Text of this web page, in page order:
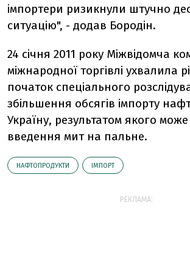
імпортери ризикнули штучно
ситуацію", - додав Бородін.
24 січня 2011 року Міжвідомча
міжнародної торгівлі ухвалила
початок спеціального
збільшення обсягів імпорту
Україну, результатом якого може
введення мит на пальне.
НАФТОПРОДУКТИ ІМПОРТ
РЕКЛАМА: